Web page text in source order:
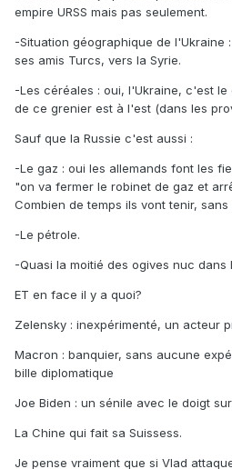
empire URSS mais pas seulement.
-Situation géographique de l'Ukraine
ses amis Turcs, vers la Syrie.
-Les céréales : oui, l'Ukraine, c'est
de ce grenier est à l'est (dans les
Sauf que la Russie c'est aussi :
-Le gaz : oui les allemands font les
"on va fermer le robinet de gaz et
Combien de temps ils vont tenir,
-Le pétrole.
-Quasi la moitié des ogives nuc dans
ET en face il y a quoi?
Zelensky : inexpérimenté, un acteur
Macron : banquier, sans aucune
bille diplomatique
Joe Biden : un sénile avec le doigt
La Chine qui fait sa Suissess.
Je pense vraiment que si Vlad